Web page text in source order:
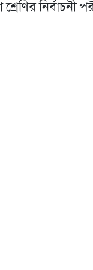
শ্রেণির